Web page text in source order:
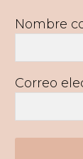
Nombre
Correo